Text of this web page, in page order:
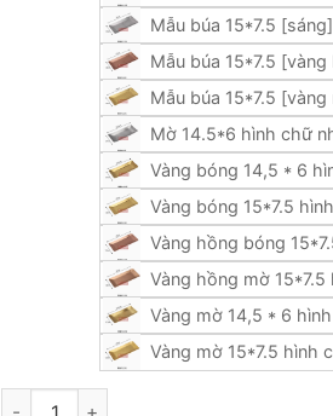
Mẫu búa 15*7.5
Mẫu búa 15*7.5
Mẫu búa 15*7.5
Mờ 14.5*6 hình chữ
Vàng bóng 14,5 * 6
Vàng bóng 15*7.5
Vàng hồng bóng
Vàng hồng mờ
Vàng mờ 14,5 * 6
Vàng mờ 15*7.5 hình
Đĩa inox đựng khăn ướt số lượng